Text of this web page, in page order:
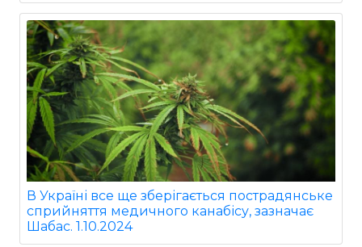
В Україні все ще зберігається пострадянське
сприйняття медичного канабісу, зазначає
Шабас. 1.10.2024